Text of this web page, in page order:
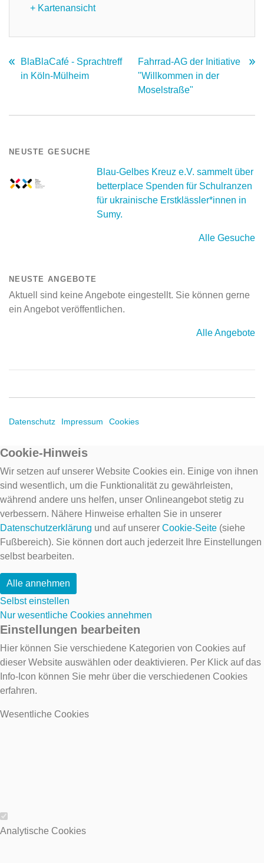
+ Kartenansicht
BlaBlaCafé - Sprachtreff
in Köln-Mülheim
Fahrrad-AG der Initiative
"Willkommen in der
Moselstraße"
NEUSTE GESUCHE
Blau-Gelbes Kreuz e.V. sammelt über
betterplace Spenden für Schulranzen
für ukrainische Erstklässler*innen in
Sumy.
Alle Gesuche
NEUSTE ANGEBOTE
Aktuell sind keine Angebote eingestellt. Sie können gerne
ein Angebot veröffentlichen.
Alle Angebote
Datenschutz Impressum Cookies
Cookie-Hinweis
Wir setzen auf unserer Website Cookies ein. Einige von ihnen
sind wesentlich, um die Funktionalität zu gewährleisten,
während andere uns helfen, unser Onlineangebot stetig zu
verbessern. Nähere Hinweise erhalten Sie in unserer
Datenschutzerklärung und auf unserer Cookie-Seite (siehe
Fußbereich). Sie können dort auch jederzeit Ihre Einstellungen
selbst bearbeiten.
Alle annehmen
Selbst einstellen
Nur wesentliche Cookies annehmen
Einstellungen bearbeiten
Hier können Sie verschiedene Kategorien von Cookies auf
dieser Website auswählen oder deaktivieren. Per Klick auf das
Info-Icon können Sie mehr über die verschiedenen Cookies
erfahren.
Wesentliche Cookies
Wesentliche Cookies
Analytische Cookies